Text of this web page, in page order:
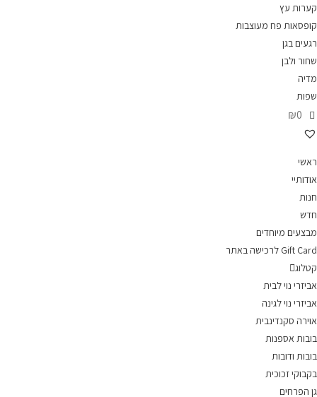
קערות עץ
קופסאות פח מעוצבות
רגעים בגן
שחור ולבן
מדיה
שפות
₪0
ראשי
אודותיי
חנות
חדש
מבצעים מיוחדים
Gift Card לרכישה באתר
קטלוג
אביזרי נוי לבית
אביזרי נוי לגינה
אוירה סקנדינבית
בובות אספנות
בובות ודובות
בקבוקי זכוכית
גן הפרחים